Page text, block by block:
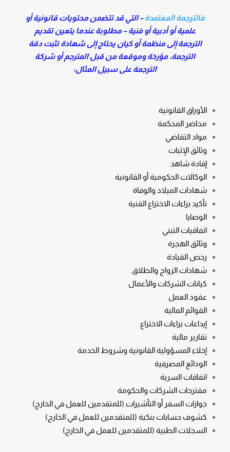
فالترجمة المعتمدة– التي قد تتضمن محتويات قانونية أو
علمية أو أدبية أو فنية – مطلوبة عندما يتعين تقديم
الترجمة إلى منظمة أو كيان يحتاج إلى شهادة تثبت دقة
الترجمة، مؤرخة وموقعة من قبل المترجم أو شركة
الترجمة على سبيل المثال:
الأوراق القانونية
محاضر المحكمة
مواد التقاضي
وثائق الإثبات
إفادة شاهد
الوكالات الحكومية أو القانونية
شهادات الميلاد والوفاة
تأكيد براءات الاختراع الفنية
الوصايا
اتفاقيات التبني
وثائق الهجرة
رخص القيادة
شهادات الزواج والطلاق
كيانات الشركات والأعمال
عقود العمل
القوائم المالية
إيداعات براءات الاختراع
تقارير مالية
إخلاء المسؤولية القانونية وشروط الخدمة
الودائع المصرفية
اتفاقات السرية
مقترحات الشركات والحكومة
جوازات السفر أو التأشيرات (للمتقدمين للعمل في الخارج)
كشوف حسابات بنكية (للمتقدمين للعمل في الخارج)
السجلات الطبية (للمتقدمين للعمل في الخارج)